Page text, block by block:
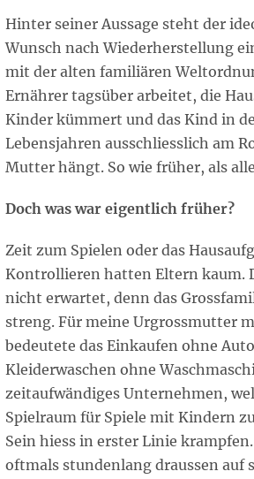
Hinter seiner Aussage steht der
Wunsch nach Wiederherstellung
mit der alten familiären
Ernährer tagsüber arbeitet, die
Kinder kümmert und das Kind in
Lebensjahren ausschliesslich am
Mutter hängt. So wie früher, als
Doch was war eigentlich früher?
Zeit zum Spielen oder das
Kontrollieren hatten Eltern kaum.
nicht erwartet, denn das
streng. Für meine Urgrossmutter
bedeutete das Einkaufen ohne
Kleiderwaschen ohne
zeitaufwändiges Unternehmen,
Spielraum für Spiele mit Kindern
Sein hiess in erster Linie
oftmals stundenlang draussen auf